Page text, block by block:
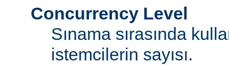
Concurrency Level
Sınama sırasında
istemcilerin sayısı.